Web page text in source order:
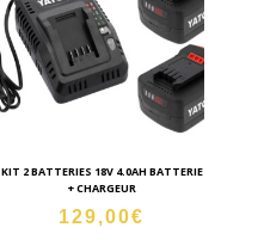
KIT 2 BATTERIES 18V 4.0AH BATTERIE
+ CHARGEUR
129,00€